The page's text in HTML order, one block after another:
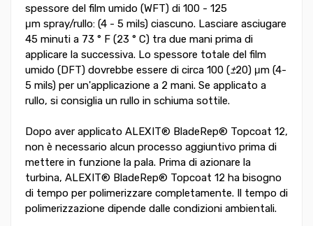
spessore del film umido (WFT) di 100 - 125
μm spray/rullo: (4 - 5 mils) ciascuno. Lasciare asciugare
45 minuti a 73 ° F (23 ° C) tra due mani prima di
applicare la successiva. Lo spessore totale del film
umido (DFT) dovrebbe essere di circa 100 (±20) μm (4-
5 mils) per un'applicazione a 2 mani. Se applicato a
rullo, si consiglia un rullo in schiuma sottile.
Dopo aver applicato ALEXIT® BladeRep® Topcoat 12,
non è necessario alcun processo aggiuntivo prima di
mettere in funzione la pala. Prima di azionare la
turbina, ALEXIT® BladeRep® Topcoat 12 ha bisogno
di tempo per polimerizzare completamente. Il tempo di
polimerizzazione dipende dalle condizioni ambientali.